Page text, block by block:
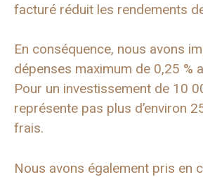
facturé réduit les rendements
En conséquence, nous avons
dépenses maximum de 0,25 %
Pour un investissement de 10
représente pas plus d’environ
frais.
Nous avons également pris en